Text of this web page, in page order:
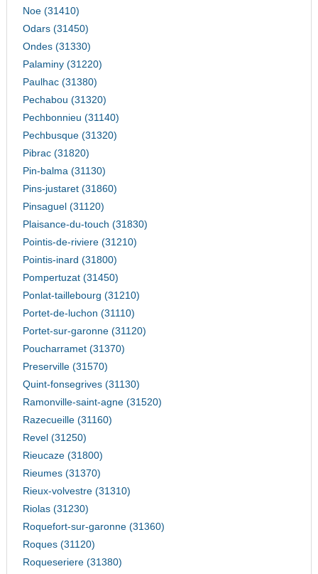
Noe (31410)
Odars (31450)
Ondes (31330)
Palaminy (31220)
Paulhac (31380)
Pechabou (31320)
Pechbonnieu (31140)
Pechbusque (31320)
Pibrac (31820)
Pin-balma (31130)
Pins-justaret (31860)
Pinsaguel (31120)
Plaisance-du-touch (31830)
Pointis-de-riviere (31210)
Pointis-inard (31800)
Pompertuzat (31450)
Ponlat-taillebourg (31210)
Portet-de-luchon (31110)
Portet-sur-garonne (31120)
Poucharramet (31370)
Preserville (31570)
Quint-fonsegrives (31130)
Ramonville-saint-agne (31520)
Razecueille (31160)
Revel (31250)
Rieucaze (31800)
Rieumes (31370)
Rieux-volvestre (31310)
Riolas (31230)
Roquefort-sur-garonne (31360)
Roques (31120)
Roqueseriere (31380)